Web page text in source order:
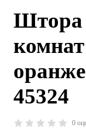
Штора
45324
0